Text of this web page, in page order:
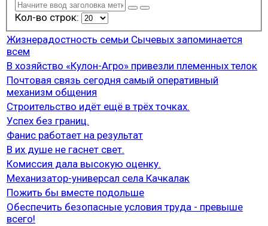
Кол-во строк:
Жизнерадостность семьи Сычевых запоминается
всем
В хозяйство «Кулон-Агро» привезли племенных телок
Почтовая связь сегодня самый оперативный
механизм общения
Строительство идёт ещё в трёх точках.
Успех без границ.
Фанис работает на результат
В их душе не гаснет свет.
Комиссия дала высокую оценку.
Механизатор-универсал села Качкалак
Пожить бы вместе подольше
Обеспечить безопасные условия труда - превыше
всего!